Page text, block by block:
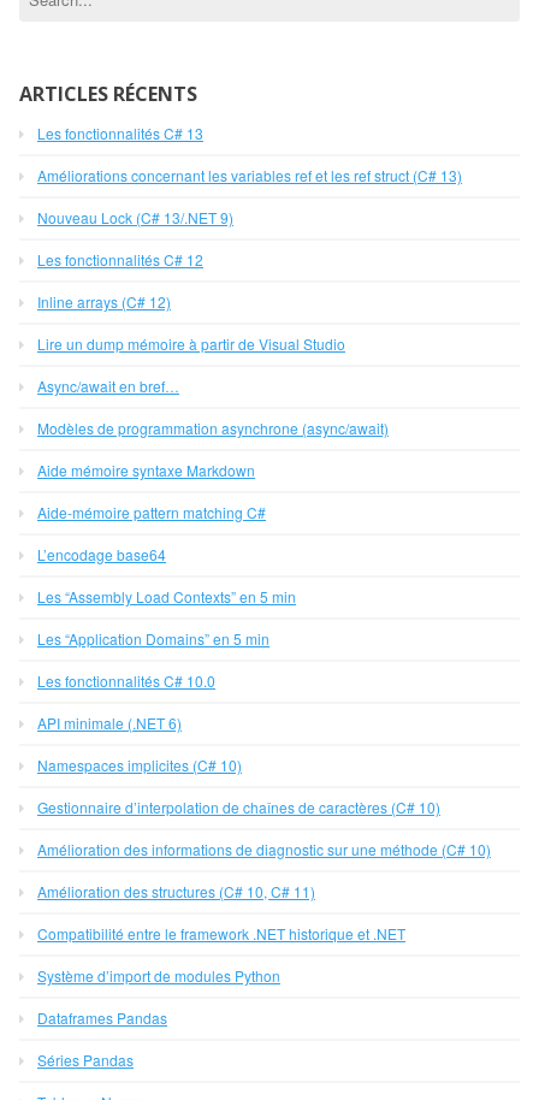
ARTICLES RÉCENTS
Les fonctionnalités C# 13
Améliorations concernant les variables ref et les ref struct (C# 13)
Nouveau Lock (C# 13/.NET 9)
Les fonctionnalités C# 12
Inline arrays (C# 12)
Lire un dump mémoire à partir de Visual Studio
Async/await en bref…
Modèles de programmation asynchrone (async/await)
Aide mémoire syntaxe Markdown
Aide-mémoire pattern matching C#
L’encodage base64
Les “Assembly Load Contexts” en 5 min
Les “Application Domains” en 5 min
Les fonctionnalités C# 10.0
API minimale (.NET 6)
Namespaces implicites (C# 10)
Gestionnaire d’interpolation de chaînes de caractères (C# 10)
Amélioration des informations de diagnostic sur une méthode (C# 10)
Amélioration des structures (C# 10, C# 11)
Compatibilité entre le framework .NET historique et .NET
Système d’import de modules Python
Dataframes Pandas
Séries Pandas